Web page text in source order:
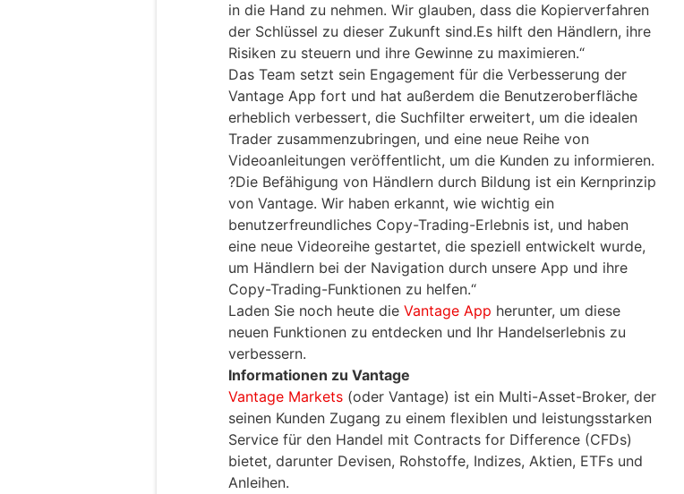
in die Hand zu nehmen. Wir glauben, dass die Kopierverfahren
der Schlüssel zu dieser Zukunft sind.Es hilft den Händlern, ihre
Risiken zu steuern und ihre Gewinne zu maximieren.“
Das Team setzt sein Engagement für die Verbesserung der
Vantage App fort und hat außerdem die Benutzeroberfläche
erheblich verbessert, die Suchfilter erweitert, um die idealen
Trader zusammenzubringen, und eine neue Reihe von
Videoanleitungen veröffentlicht, um die Kunden zu informieren.
?Die Befähigung von Händlern durch Bildung ist ein Kernprinzip
von Vantage. Wir haben erkannt, wie wichtig ein
benutzerfreundliches Copy-Trading-Erlebnis ist, und haben
eine neue Videoreihe gestartet, die speziell entwickelt wurde,
um Händlern bei der Navigation durch unsere App und ihre
Copy-Trading-Funktionen zu helfen.“
Laden Sie noch heute die Vantage App herunter, um diese
neuen Funktionen zu entdecken und Ihr Handelserlebnis zu
verbessern.
Informationen zu Vantage
Vantage Markets (oder Vantage) ist ein Multi-Asset-Broker, der
seinen Kunden Zugang zu einem flexiblen und leistungsstarken
Service für den Handel mit Contracts for Difference (CFDs)
bietet, darunter Devisen, Rohstoffe, Indizes, Aktien, ETFs und
Anleihen.